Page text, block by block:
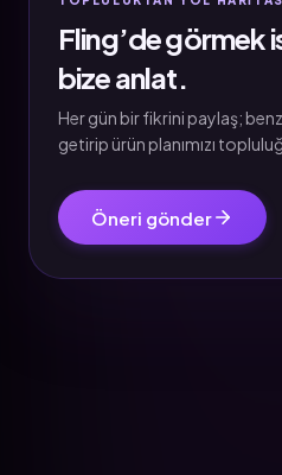
Fling’de görmek
bize anlat.
Her gün bir fikrini paylaş;
getirip ürün planımızı
Öneri gönder